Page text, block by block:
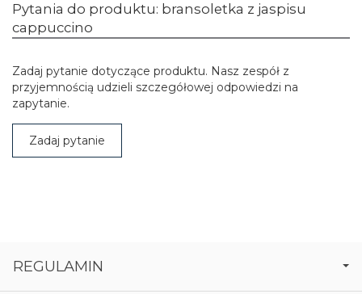
Pytania do produktu: bransoletka z jaspisu
cappuccino
Zadaj pytanie dotyczące produktu. Nasz zespół z
przyjemnością udzieli szczegółowej odpowiedzi na
zapytanie.
Zadaj pytanie
REGULAMIN